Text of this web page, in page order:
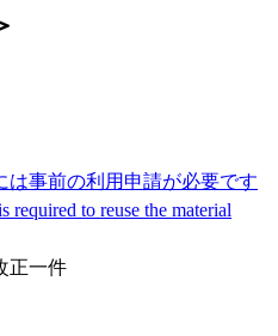
は事前の利用申請が必要です
required to reuse the material
正一件